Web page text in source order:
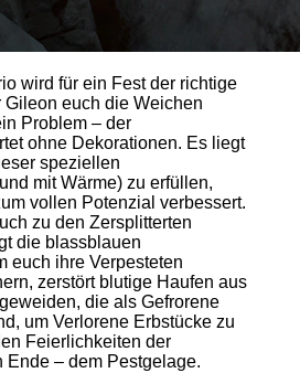
wird für ein Fest der richtige
Gileon euch die Weichen
Problem – der
ohne Dekorationen. Es liegt
speziellen
mit Wärme) zu erfüllen,
vollen Potenzial verbessert.
zu den Zersplitterten
die blassblauen
euch ihre Verpesteten
zerstört blutige Haufen aus
die als Gefrorene
um Verlorene Erbstücke zu
Feierlichkeiten der
Ende – dem Pestgelage.